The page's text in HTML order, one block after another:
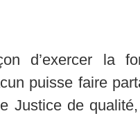
d’exercer la
puisse faire
Justice de